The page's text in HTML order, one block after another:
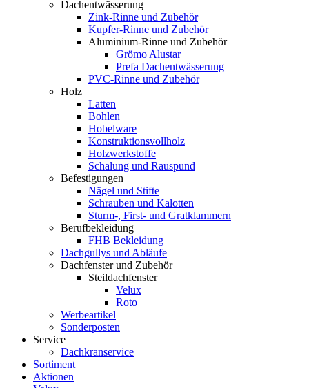
Dachentwässerung
Zink-Rinne und Zubehör
Kupfer-Rinne und Zubehör
Aluminium-Rinne und Zubehör
Grömo Alustar
Prefa Dachentwässerung
PVC-Rinne und Zubehör
Holz
Latten
Bohlen
Hobelware
Konstruktionsvollholz
Holzwerkstoffe
Schalung und Rauspund
Befestigungen
Nägel und Stifte
Schrauben und Kalotten
Sturm-, First- und Gratklammern
Berufbekleidung
FHB Bekleidung
Dachgullys und Abläufe
Dachfenster und Zubehör
Steildachfenster
Velux
Roto
Werbeartikel
Sonderposten
Service
Dachkranservice
Sortiment
Aktionen